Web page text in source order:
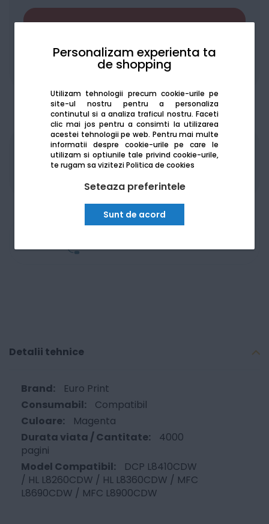
Personalizam experienta ta
de shopping
Utilizam tehnologii precum cookie-urile pe
site-ul nostru pentru a personaliza
continutul si a analiza traficul nostru. Faceti
clic mai jos pentru a consimti la utilizarea
acestei tehnologii pe web. Pentru mai multe
informatii despre cookie-urile pe care le
utilizam si optiunile tale privind cookie-urile,
te rugam sa viziteziPolitica de cookies
Seteaza preferintele
Sunt de acord
Adaugă la favorite
Produsele sunt disponibile pe platforma de
achizitii publiceSEAP/SICAP
Detalii tehnice
Euro Print
Compatibil
Magenta
4000
pagini
DCP L8410CDW
/ HL L8260CDW / HL L8360CDW / MFC
L8690CDW / MFC L8900CDW